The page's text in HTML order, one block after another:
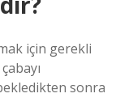
için gerekli
sonra